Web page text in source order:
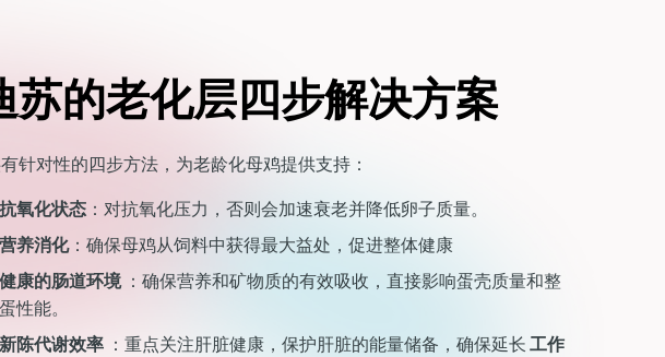
苏的老化层四步解决方案
针对性的四步方法，为老龄化母鸡提供支持：
氧化状态 ：对抗氧化压力，否则会加速衰老并降低卵子质量。
养消化：确保母鸡从饲料中获得最大益处，促进整体健康
康的肠道环境 ：确保营养和矿物质的有效吸收，直接影响蛋壳质量和整
性能。
陈代谢效率 ：重点关注肝脏健康，保护肝脏的能量储备，确保延长工作